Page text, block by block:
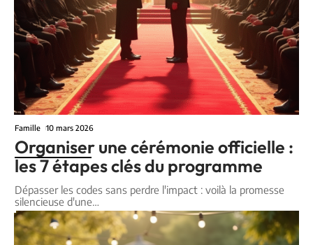
Famille 10 mars 2026
Organiser une cérémonie officielle :
les 7 étapes clés du programme
Dépasser les codes sans perdre l'impact : voilà la promesse
silencieuse d'une…